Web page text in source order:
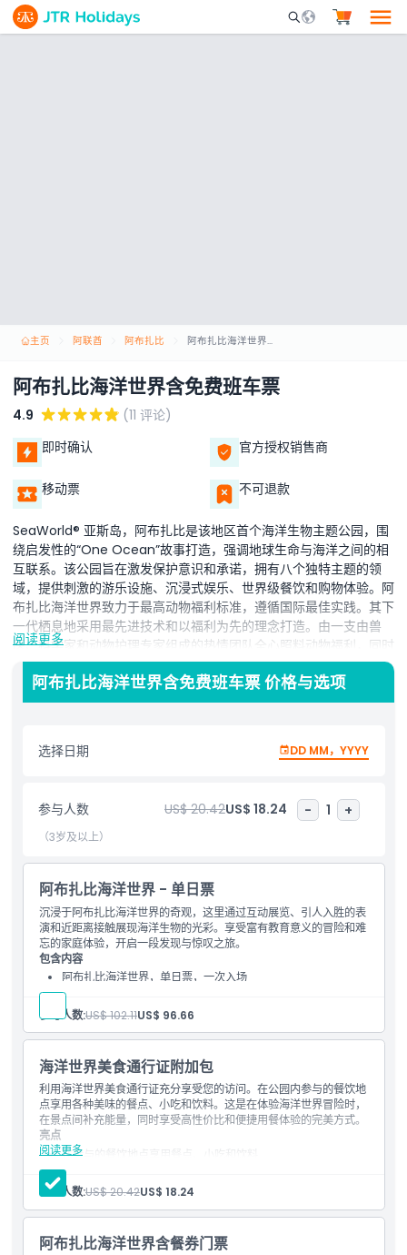
Mobile Search
主页 阿联酋 阿布扎比 阿布扎比海洋世界含免费班车票
阿布扎比海洋世界含免费班车票
4.9
(11 评论)
即时确认
官方授权销售商
移动票 不可退款
SeaWorld® 亚斯岛，阿布扎比是该地区首个海洋生物主题公园，围
绕启发性的“One Ocean”故事打造，强调地球生命与海洋之间的相
互联系。该公园旨在激发保护意识和承诺，拥有八个独特主题的领
域，提供刺激的游乐设施、沉浸式娱乐、世界级餐饮和购物体验。阿
布扎比海洋世界致力于最高动物福利标准，遵循国际最佳实践。其下
一代栖息地采用最先进技术和以福利为先的理念打造。由一支由兽
医、科学家和动物护理专家组成的热情团队全心照料动物福利，同时
向游客普及海洋保护知识。公园还将展出全球最大的海洋水族馆，拥
有超过68,000只动物，包括鲨鱼、鳐鱼、鱼类和海龟。这里设有阿
联酋首个研究、救援、康复及释放中心，推动全球保护工作。阿布扎
动物接触体验。由Miral和SeaWorld Parks & Entertainment开
发，这座下一代公园巩固了亚斯岛作为全球旅游中心的地位，与法拉
亮点
包含项
儿童成人政策
营业时间
位置
取消政策
阅读更多
阿布扎比海洋世界含免费班车票 价格与选项
选择日期 DD MM，YYYY
参与人数 US$ 20.42US$ 18.24 - 1 +
（3岁及以上）
阿布扎比海洋世界 - 单日票
沉浸于阿布扎比海洋世界的奇观，这里通过互动展览、引人入胜的表
演和近距离接触展现海洋生物的光彩。享受富有教育意义的冒险和难
忘的家庭体验，开启一段发现与惊叹之旅。
包含内容
阿布扎比海洋世界，单日票，一次入场
享受所有游乐设施全天无限次使用。
参与人数:US$ 102.11US$ 96.66
海洋世界美食通行证附加包
利用海洋世界美食通行证充分享受您的访问。在公园内参与的餐饮地
点享用各种美味的餐点、小吃和饮料。这是在体验海洋世界冒险时，
在景点间补充能量，同时享受高性价比和便捷用餐体验的完美方式。
阅读更多
亮点
在参与的餐饮地点享用餐点、小吃和饮料
在海洋世界游玩期间享受极具价值的餐饮体验
可选择多种食品和饮料选项
方便省心的乐园用餐方式
仅限于选定的参与餐厅和咖啡馆使用
非常适合家庭和计划在海洋世界度过整天的游客
参与人数:US$ 20.42US$ 18.24
阿布扎比海洋世界含餐券门票